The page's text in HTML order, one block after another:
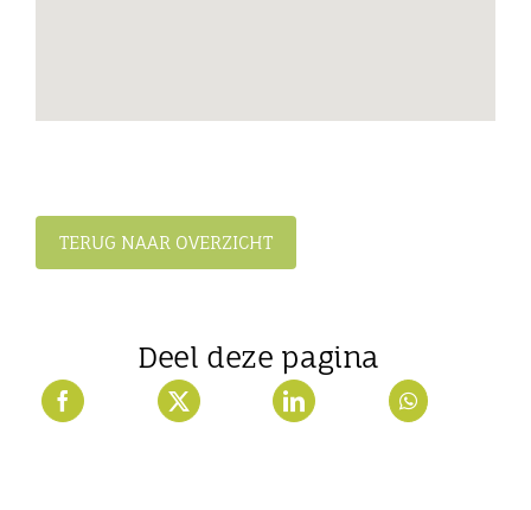
TERUG NAAR OVERZICHT
Deel deze pagina